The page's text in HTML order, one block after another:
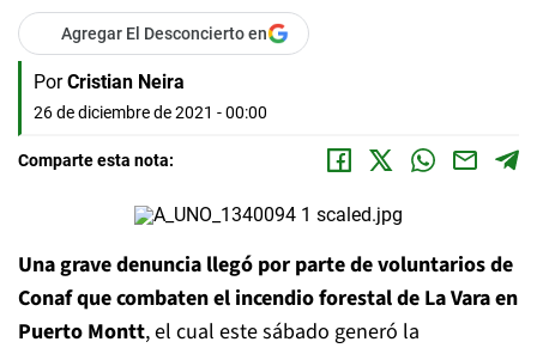
Agregar El Desconcierto en
Por Cristian Neira
26 de diciembre de 2021 - 00:00
Comparte esta nota:
Una grave denuncia llegó por parte de voluntarios de
Conaf que combaten el incendio forestal de La Vara en
Puerto Montt, el cual este sábado generó la